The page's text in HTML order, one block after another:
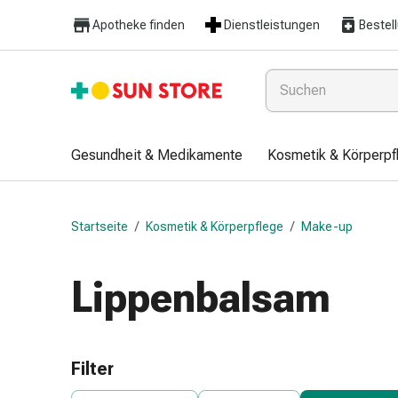
Gesundheit
Erkältung
Hals
Grippe-
Husten
Inhalationsgerät
Ausstattung
Nasenspülung
Apotheke finden Dienstleistungen
Gesundheit & Medikamente Kosmetik &
Startseite / Kosmetik & Körperpflege / Make-up
Lippenbalsam
Filter